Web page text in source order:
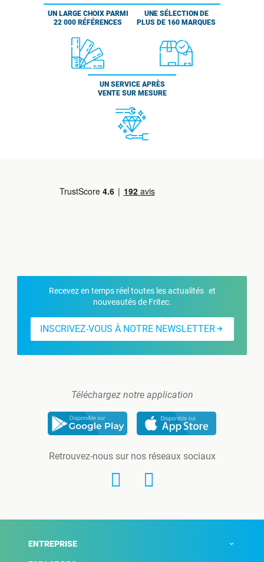
UN LARGE CHOIX PARMI
22 000 RÉFÉRENCES
UNE SÉLECTION DE
PLUS DE 160 MARQUES
UN SERVICE APRÈS
VENTE SUR MESURE
Recevez en temps réel toutes les actualités et
nouveautés de Fritec.
INSCRIVEZ-VOUS À NOTRE NEWSLETTER
Téléchargez notre application
Retrouvez-nous sur nos réseaux sociaux
ENTREPRISE